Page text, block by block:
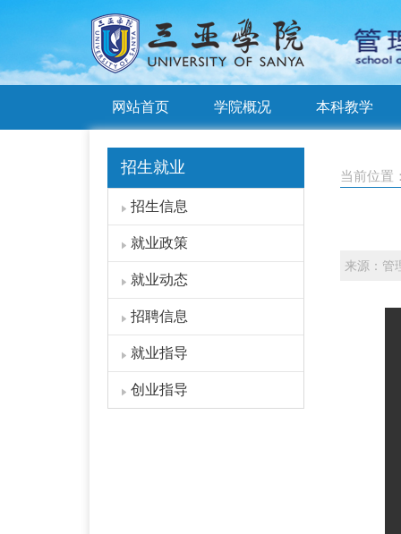
网站首页 学院概况 本科教学
招生就业
招生信息
就业政策
就业动态
招聘信息
就业指导
创业指导
当前位置
来源：管